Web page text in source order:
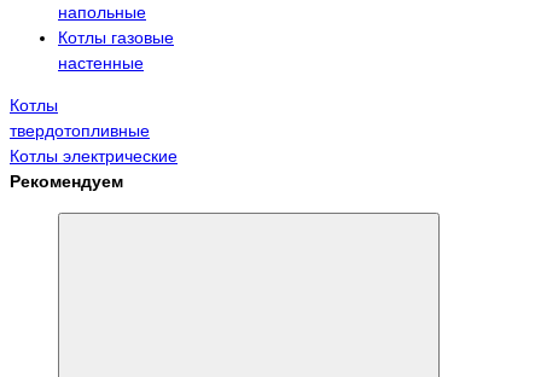
напольные
Котлы газовые
настенные
Котлы
твердотопливные
Котлы электрические
Рекомендуем